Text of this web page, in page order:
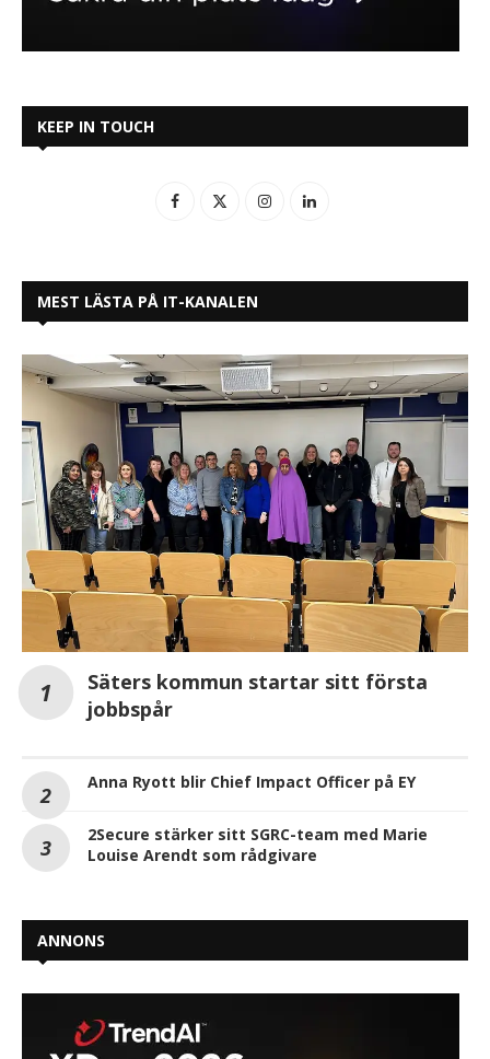
KEEP IN TOUCH
MEST LÄSTA PÅ IT-KANALEN
Säters kommun startar sitt första
jobbspår
Anna Ryott blir Chief Impact Officer på EY
2Secure stärker sitt SGRC-team med Marie
Louise Arendt som rådgivare
ANNONS